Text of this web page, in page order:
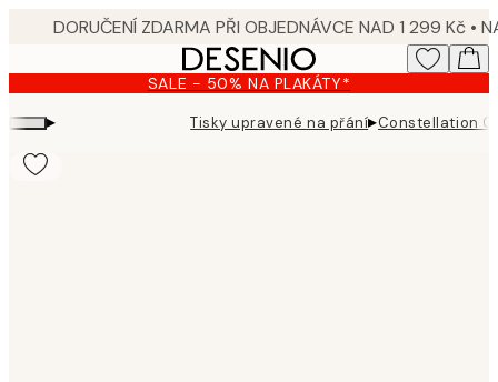
content.
SALE - 50% NA PLAKÁTY*
▸ Tisky upravené na přání▸Constellation